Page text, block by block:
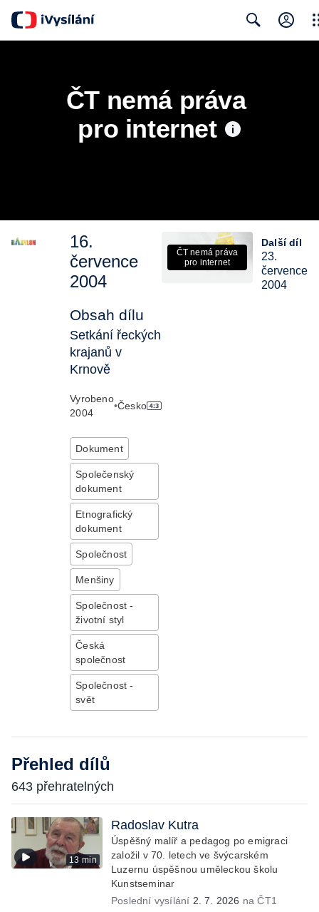
ČT nemá práva
pro internet
16.
července
2004
Obsah dílu
Setkání řeckých
krajanů v
Krnově
Vyrobeno
2004
•Česko
Dokument
Společenský
dokument
Etnografický
dokument
Společnost
Menšiny
Společnost -
životní styl
Česká
společnost
Společnost -
svět
ČT nemá práva
pro internet
Další díl
23.
července
2004
Přehled dílů
643 přehratelných
13 min
Radoslav Kutra
Úspěšný malíř a pedagog po emigraci
založil v 70. letech ve švýcarském
Luzernu úspěšnou uměleckou školu
Kunstseminar
Poslední vysílání 2. 7. 2026 na ČT1